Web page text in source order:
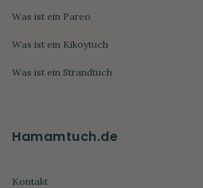
Was ist ein Pareo
Was ist ein Kikoytuch
Was ist ein Strandtuch
Hamamtuch.de
Kontakt